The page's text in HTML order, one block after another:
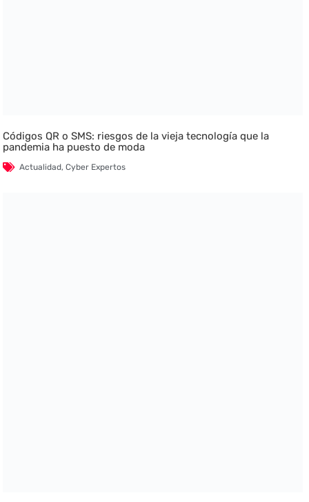
Códigos QR o SMS: riesgos de la vieja tecnología que la
pandemia ha puesto de moda
Actualidad,Cyber Expertos